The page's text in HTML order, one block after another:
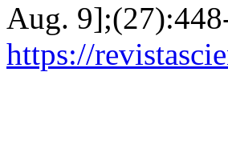
Aug.
https://